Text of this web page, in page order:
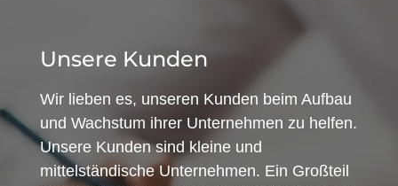
Unsere Kunden
Wir lieben es, unseren Kunden beim Aufbau
und Wachstum ihrer Unternehmen zu helfen.
Unsere Kunden sind kleine und
mittelständische Unternehmen. Ein Großteil